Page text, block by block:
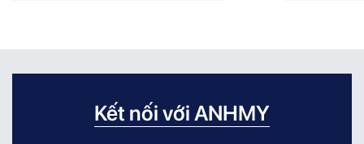
Kết nối với ANHMY